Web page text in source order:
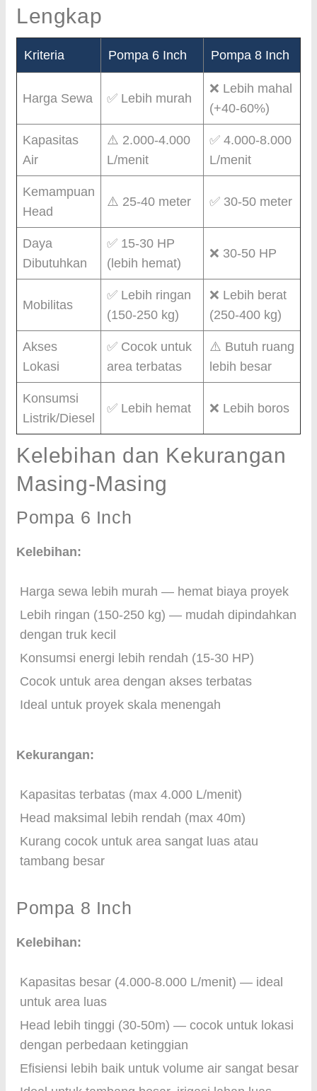
Lengkap
Kriteria Pompa 6 Inch Pompa 8 Inch
Harga Sewa ✅ Lebih murah
❌ Lebih mahal
(+40-60%)
Kapasitas
Air
⚠️ 2.000-4.000
L/menit
✅ 4.000-8.000
L/menit
Kemampuan
Head
⚠️ 25-40 meter ✅ 30-50 meter
Daya
Dibutuhkan
✅ 15-30 HP
(lebih hemat)
❌ 30-50 HP
Mobilitas
✅ Lebih ringan
(150-250 kg)
❌ Lebih berat
(250-400 kg)
Akses
Lokasi
✅ Cocok untuk
area terbatas
⚠️ Butuh ruang
lebih besar
Konsumsi
Listrik/Diesel
✅ Lebih hemat ❌ Lebih boros
Kelebihan dan Kekurangan
Masing-Masing
Pompa 6 Inch
Kelebihan:
Harga sewa lebih murah — hemat biaya proyek
Lebih ringan (150-250 kg) — mudah dipindahkan
dengan truk kecil
Konsumsi energi lebih rendah (15-30 HP)
Cocok untuk area dengan akses terbatas
Ideal untuk proyek skala menengah
Kekurangan:
Kapasitas terbatas (max 4.000 L/menit)
Head maksimal lebih rendah (max 40m)
Kurang cocok untuk area sangat luas atau
tambang besar
Pompa 8 Inch
Kelebihan:
Kapasitas besar (4.000-8.000 L/menit) — ideal
untuk area luas
Head lebih tinggi (30-50m) — cocok untuk lokasi
dengan perbedaan ketinggian
Efisiensi lebih baik untuk volume air sangat besar